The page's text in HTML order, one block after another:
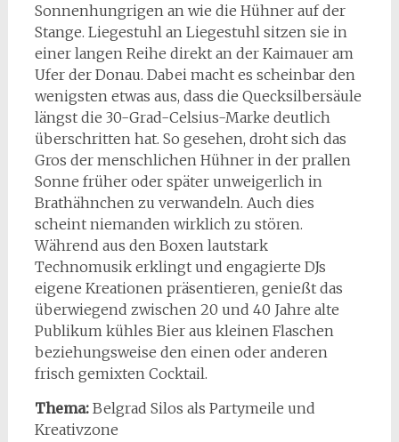
Sonnenhungrigen an wie die Hühner auf der
Stange. Liegestuhl an Liegestuhl sitzen sie in
einer langen Reihe direkt an der Kaimauer am
Ufer der Donau. Dabei macht es scheinbar den
wenigsten etwas aus, dass die Quecksilbersäule
längst die 30-Grad-Celsius-Marke deutlich
überschritten hat. So gesehen, droht sich das
Gros der menschlichen Hühner in der prallen
Sonne früher oder später unweigerlich in
Brathähnchen zu verwandeln. Auch dies
scheint niemanden wirklich zu stören.
Während aus den Boxen lautstark
Technomusik erklingt und engagierte DJs
eigene Kreationen präsentieren, genießt das
überwiegend zwischen 20 und 40 Jahre alte
Publikum kühles Bier aus kleinen Flaschen
beziehungsweise den einen oder anderen
frisch gemixten Cocktail.
Thema: Belgrad Silos als Partymeile und
Kreativzone